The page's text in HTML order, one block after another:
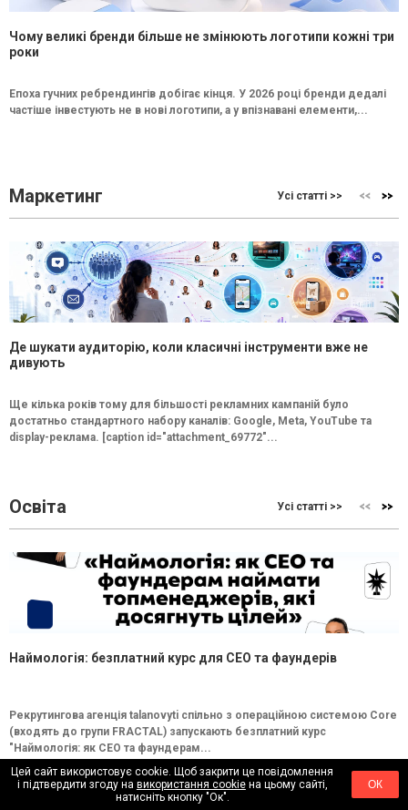
Чому великі бренди більше не змінюють логотипи кожні три
роки
Епоха гучних ребрендингів добігає кінця. У 2026 році бренди дедалі
частіше інвестують не в нові логотипи, а у впізнавані елементи,...
Маркетинг Усі статті >>
Де шукати аудиторію, коли класичні інструменти вже не
дивують
Ще кілька років тому для більшості рекламних кампаній було
достатньо стандартного набору каналів: Google, Meta, YouTube та
display-реклама. [caption id="attachment_69772"...
Освіта Усі статті >>
Наймологія: безплатний курс для CEO та фаундерів
Рекрутингова агенція talanovyti спільно з операційною системою Core
(входять до групи FRACTAL) запускають безплатний курс
"Наймологія: як СEO та фаундерам...
Цей сайт використовує cookie. Щоб закрити це повідомлення
і підтвердити згоду на використання cookieна цьому сайті,
натисніть кнопку "Ок".
ОК